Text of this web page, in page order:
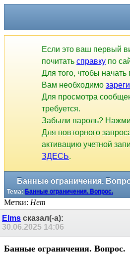
Если это ваш первый
почитать справку по
Для того, чтобы
Вам необходимо
Для просмотра
требуется.
Забыли пароль?
Для повторного
активацию учетной
ЗДЕСЬ.
Банные ограничения.
Тема: Банные ограничения. Вопрос.
Метки: Нет
Elms сказал(-а):
30.06.2025 14:06
Банные ограничения. Вопрос.